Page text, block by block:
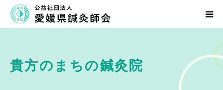
貴方のまちの鍼灸院
鍼灸について